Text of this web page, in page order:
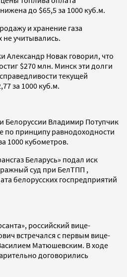
до $65,5 за 1000 куб.м.
и хранение газа
учитывались.
Александр Новак говорил, что
$270 млн. Минск эти долги
текущей
за 1000 куб.м.
Белоруссии Владимир Потупчик
по принципу равнодоходности
1000 кубометров.
Беларусь» подал иск
суд при БелТПП ,
белорусских госпредприятий
российский вице-
встречался с первым вице-
Матюшевским. В ходе
договорились